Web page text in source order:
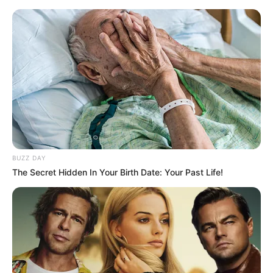
Meuselwitz - Tourismusinformationen 2026
Bald ist Hohes Friedensfest (in Augsburg ein Feiertag):
Sonnabend, den 08.08.2026
Informationen für den Fremdenverkehr in Meuselwitz:
BUZZ DAY
The Secret Hidden In Your Birth Date: Your Past Life!